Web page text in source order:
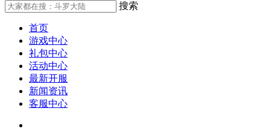
搜索
首页
游戏中心
礼包中心
活动中心
最新开服
新闻资讯
客服中心